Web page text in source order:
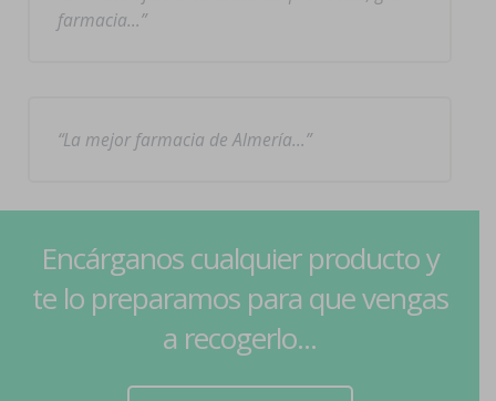
farmacia…
La mejor farmacia de Almería…
Encárganos cualquier producto y
te lo preparamos para que vengas
a recogerlo...